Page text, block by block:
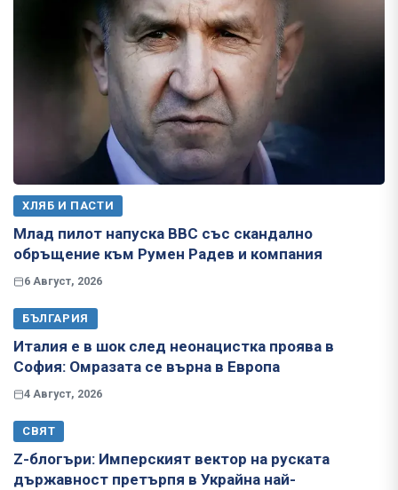
ХЛЯБ И ПАСТИ
Млад пилот напуска ВВС със скандално
обръщение към Румен Радев и компания
6 Август, 2026
БЪЛГАРИЯ
Италия е в шок след неонацистка проява в
София: Омразата се върна в Европа
4 Август, 2026
СВЯТ
Z-блогъри: Имперският вектор на руската
държавност претърпя в Украйна най-